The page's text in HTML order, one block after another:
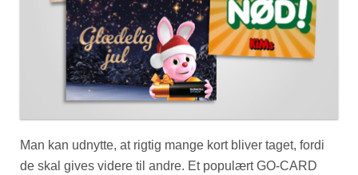
Man kan udnytte, at rigtig mange kort bliver taget, fordi
de skal gives videre til andre. Et populært GO-CARD